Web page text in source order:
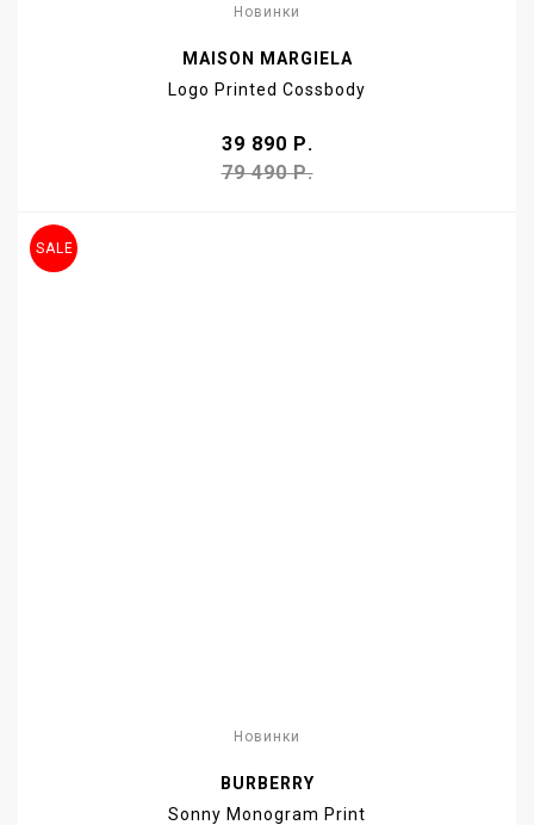
Новинки
MAISON MARGIELA
Logo Printed Cossbody
39 890 Р.
79 490 Р.
Новинки
BURBERRY
Sonny Monogram Print
SALE